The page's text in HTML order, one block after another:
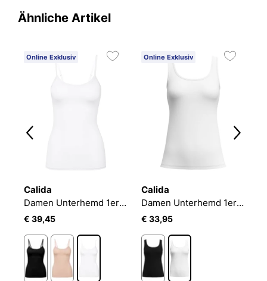
Ähnliche Artikel
Online Exklusiv
Calida
Damen Unterhemd 1er Pack Natural Comfort Spaghetti-Top
€ 39,45
Online Exklusiv
Calida
Damen Unterhemd 1er Pack Top ohne Arm Essential Cotton
€ 33,95